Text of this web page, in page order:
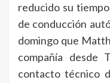
reducido su
de conducción
domingo que
compañía desde
contacto técnico